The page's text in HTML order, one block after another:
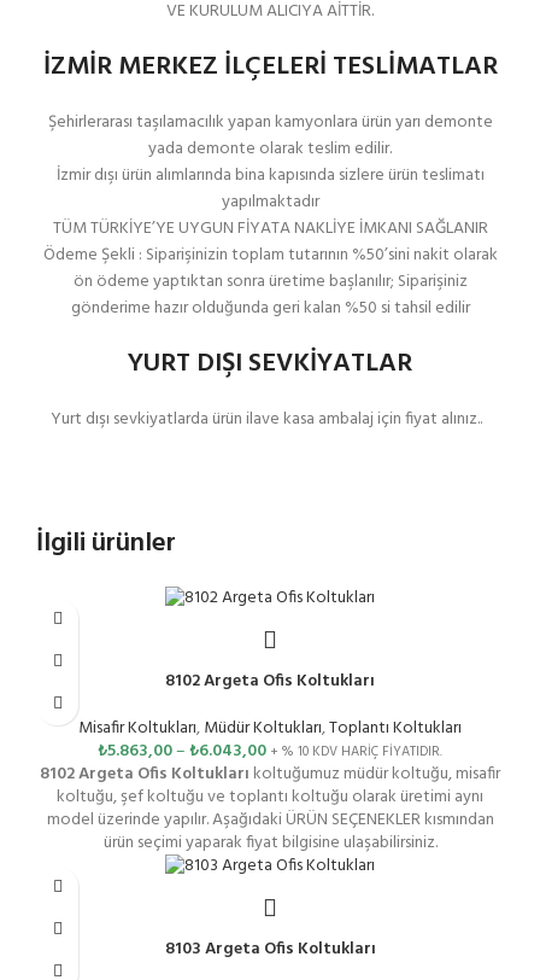
VE KURULUM ALICIYA AİTTİR.
İZMİR MERKEZ İLÇELERİ TESLİMATLAR
Şehirlerarası taşılamacılık yapan kamyonlara ürün yarı demonte
yada demonte olarak teslim edilir.
İzmir dışı ürün alımlarında bina kapısında sizlere ürün teslimatı
yapılmaktadır
TÜM TÜRKİYE’YE UYGUN FİYATA NAKLİYE İMKANI SAĞLANIR
Ödeme Şekli : Siparişinizin toplam tutarının %50’sini nakit olarak
ön ödeme yaptıktan sonra üretime başlanılır; Siparişiniz
gönderime hazır olduğunda geri kalan %50 si tahsil edilir
YURT DIŞI SEVKİYATLAR
Yurt dışı sevkiyatlarda ürün ilave kasa ambalaj için fiyat alınız..
İlgili ürünler
8102 Argeta Ofis Koltukları
Misafir Koltukları,Müdür Koltukları,Toplantı Koltukları
₺5.863,00–₺6.043,00 + % 10 KDV HARİÇ FİYATIDIR.
8102 Argeta Ofis Koltukları koltuğumuz müdür koltuğu, misafir
koltuğu, şef koltuğu ve toplantı koltuğu olarak üretimi aynı
model üzerinde yapılır. Aşağıdaki ÜRÜN SEÇENEKLER kısmından
ürün seçimi yaparak fiyat bilgisine ulaşabilirsiniz.
8103 Argeta Ofis Koltukları